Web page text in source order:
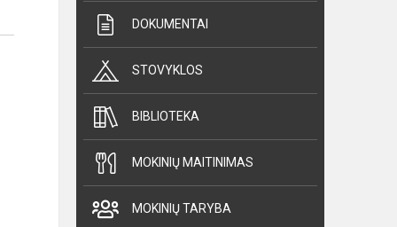
DOKUMENTAI
STOVYKLOS
BIBLIOTEKA
MOKINIŲ MAITINIMAS
MOKINIŲ TARYBA